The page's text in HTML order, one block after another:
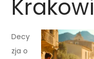
Decy
zja o